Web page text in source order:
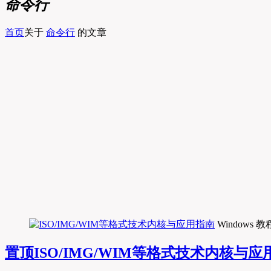
命令行
首页关于 命令行 的文章
Windows 教
置顶ISO/IMG/WIM等格式技术内核与应